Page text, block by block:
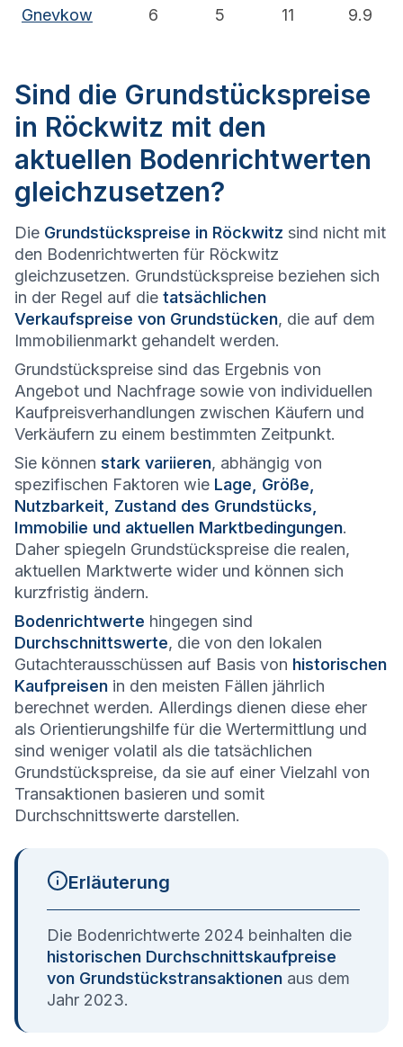
Gnevkow 6 5 11 9.9
Sind die Grundstückspreise
in Röckwitz mit den
aktuellen Bodenrichtwerten
gleichzusetzen?
Die Grundstückspreise in Röckwitz sind nicht mit
den Bodenrichtwerten für Röckwitz
gleichzusetzen. Grundstückspreise beziehen sich
in der Regel auf die tatsächlichen
Verkaufspreise von Grundstücken, die auf dem
Immobilienmarkt gehandelt werden.
Grundstückspreise sind das Ergebnis von
Angebot und Nachfrage sowie von individuellen
Kaufpreisverhandlungen zwischen Käufern und
Verkäufern zu einem bestimmten Zeitpunkt.
Sie können stark variieren, abhängig von
spezifischen Faktoren wie Lage, Größe,
Nutzbarkeit, Zustand des Grundstücks,
Immobilie und aktuellen Marktbedingungen.
Daher spiegeln Grundstückspreise die realen,
aktuellen Marktwerte wider und können sich
kurzfristig ändern.
Bodenrichtwerte hingegen sind
Durchschnittswerte, die von den lokalen
Gutachterausschüssen auf Basis von historischen
Kaufpreisen in den meisten Fällen jährlich
berechnet werden. Allerdings dienen diese eher
als Orientierungshilfe für die Wertermittlung und
sind weniger volatil als die tatsächlichen
Grundstückspreise, da sie auf einer Vielzahl von
Transaktionen basieren und somit
Durchschnittswerte darstellen.
Erläuterung
Die Bodenrichtwerte 2024 beinhalten die
historischen Durchschnittskaufpreise
von Grundstückstransaktionen aus dem
Jahr 2023.